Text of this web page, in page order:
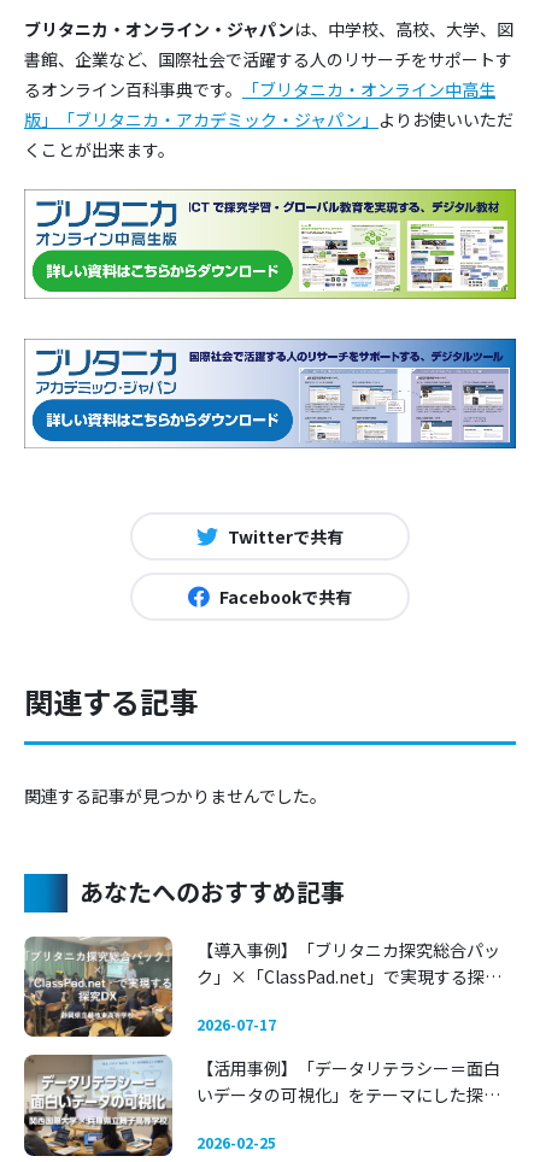
ブリタニカ・オンライン・ジャパンは、中学校、高校、大学、図
書館、企業など、国際社会で活躍する人のリサーチをサポートす
るオンライン百科事典です。
「ブリタニカ・オンライン中高生
版」
「ブリタニカ・アカデミック・ジャパン」 よりお使いいただ
くことが出来ます。
Twitterで共有
Facebookで共有
関連する記事
関連する記事が見つかりませんでした。
あなたへのおすすめ記事
【導入事例】「ブリタニカ探究総合パッ
ク」×「ClassPad.net」で実現する探究
2026-07-17
【活用事例】「データリテラシー＝面白
いデータの可視化」をテーマにした探究
等学校
2026-02-25